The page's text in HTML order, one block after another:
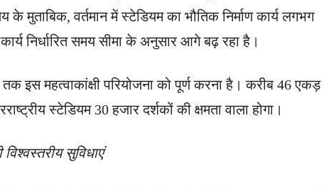
मुताबिक, वर्तमान में स्टेडियम का भौतिक निर्माण कार्य लगभग
निर्धारित समय सीमा के अनुसार आगे बढ़ रहा है।
इस महत्वाकांक्षी परियोजना को पूर्ण करना है। करीब 46 एकड़
स्टेडियम 30 हजार दर्शकों की क्षमता वाला होगा।
सुविधाएं